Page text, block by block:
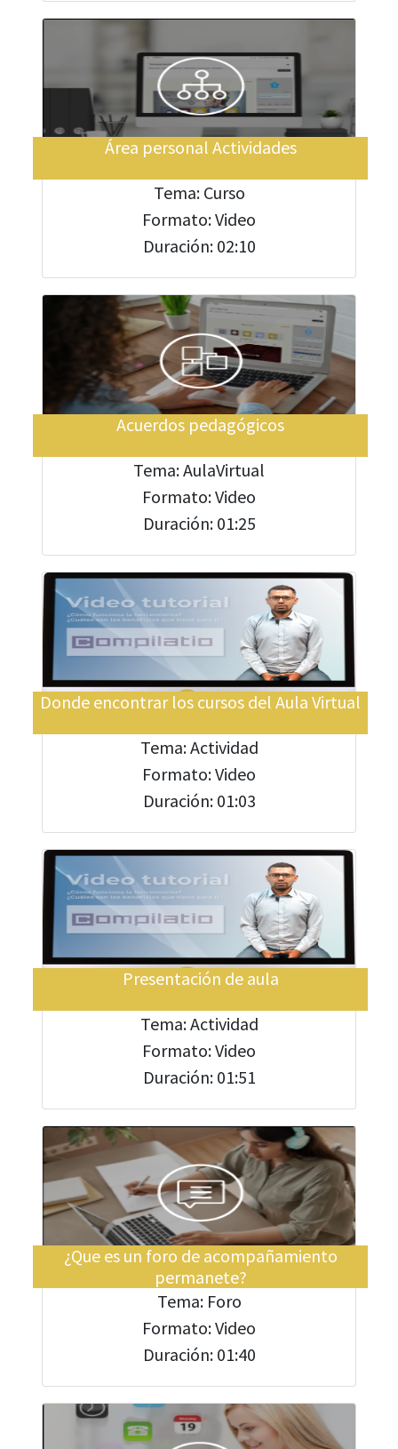
Área personal Actividades
Tema: Curso
Formato: Video
Duración: 02:10
Acuerdos pedagógicos
Tema: AulaVirtual
Formato: Video
Duración: 01:25
Donde encontrar los cursos del Aula Virtual
Tema: Actividad
Formato: Video
Duración: 01:03
Presentación de aula
Tema: Actividad
Formato: Video
Duración: 01:51
¿Que es un foro de acompañamiento
permanete?
Tema: Foro
Formato: Video
Duración: 01:40